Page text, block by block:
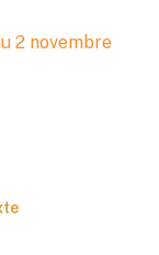
2 novembre